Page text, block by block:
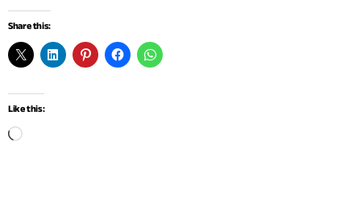
Share this:
Like this: